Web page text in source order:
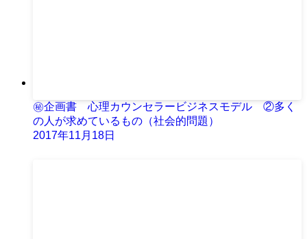
㊙企画書 心理カウンセラービジネスモデル ②多く
の人が求めているもの（社会的問題）
2017年11月18日